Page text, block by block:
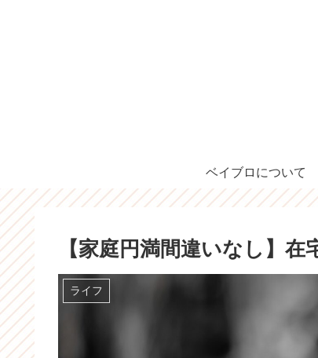
ベイブロについて
【家庭円満間違いなし】
ライフ